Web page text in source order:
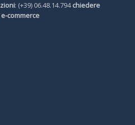
: (+39) 06.48.14.794chiedere
commerce